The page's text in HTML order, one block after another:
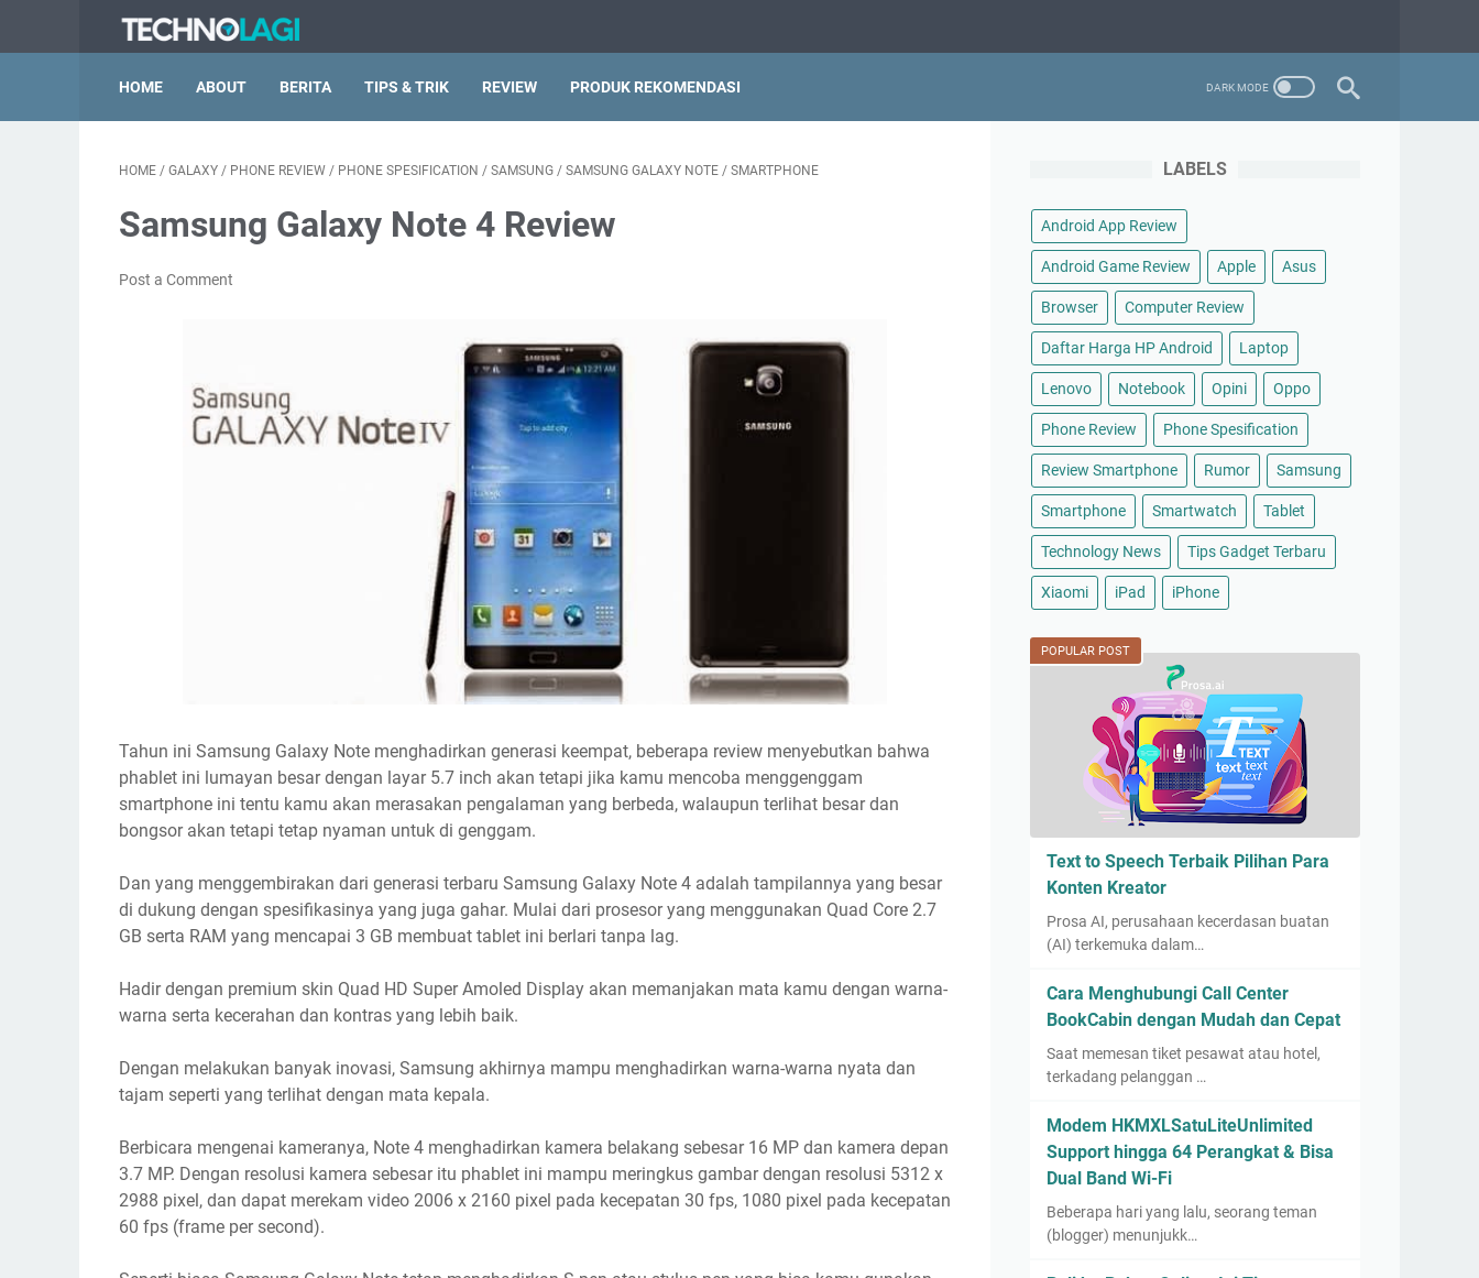
HOME ABOUT BERITA TIPS & TRIK REVIEW PRODUK REKOMENDASI
HOME / GALAXY / PHONE REVIEW / PHONE SPESIFICATION / SAMSUNG / SAMSUNG GALAXY NOTE / SMARTPHONE
Samsung Galaxy Note 4 Review
Post a Comment
Tahun ini Samsung Galaxy Note menghadirkan generasi keempat, beberapa review menyebutkan bahwa
phablet ini lumayan besar dengan layar 5.7 inch akan tetapi jika kamu mencoba menggenggam
smartphone ini tentu kamu akan merasakan pengalaman yang berbeda, walaupun terlihat besar dan
bongsor akan tetapi tetap nyaman untuk di genggam.
Dan yang menggembirakan dari generasi terbaru Samsung Galaxy Note 4 adalah tampilannya yang besar
di dukung dengan spesifikasinya yang juga gahar. Mulai dari prosesor yang menggunakan Quad Core 2.7
GB serta RAM yang mencapai 3 GB membuat tablet ini berlari tanpa lag.
Hadir dengan premium skin Quad HD Super Amoled Display akan memanjakan mata kamu dengan warna-
warna serta kecerahan dan kontras yang lebih baik.
Dengan melakukan banyak inovasi, Samsung akhirnya mampu menghadirkan warna-warna nyata dan
tajam seperti yang terlihat dengan mata kepala.
Berbicara mengenai kameranya, Note 4 menghadirkan kamera belakang sebesar 16 MP dan kamera depan
3.7 MP. Dengan resolusi kamera sebesar itu phablet ini mampu meringkus gambar dengan resolusi 5312 x
2988 pixel, dan dapat merekam video 2006 x 2160 pixel pada kecepatan 30 fps, 1080 pixel pada kecepatan
60 fps (frame per second).
LABELS
Android App Review
Android Game Review Apple Asus
Browser Computer Review
Daftar Harga HP Android Laptop
Lenovo Notebook Opini Oppo
Phone Review Phone Spesification
Review Smartphone Rumor Samsung
Smartphone Smartwatch Tablet
Technology News Tips Gadget Terbaru
Xiaomi iPad iPhone
POPULAR POST
Text to Speech Terbaik Pilihan Para
Konten Kreator
Prosa AI, perusahaan kecerdasan buatan
(AI) terkemuka dalam…
Cara Menghubungi Call Center
BookCabin dengan Mudah dan Cepat
Saat memesan tiket pesawat atau hotel,
terkadang pelanggan …
Modem HKMXLSatuLiteUnlimited
Support hingga 64 Perangkat & Bisa
Dual Band Wi-Fi
Beberapa hari yang lalu, seorang teman
(blogger) menunjukk…